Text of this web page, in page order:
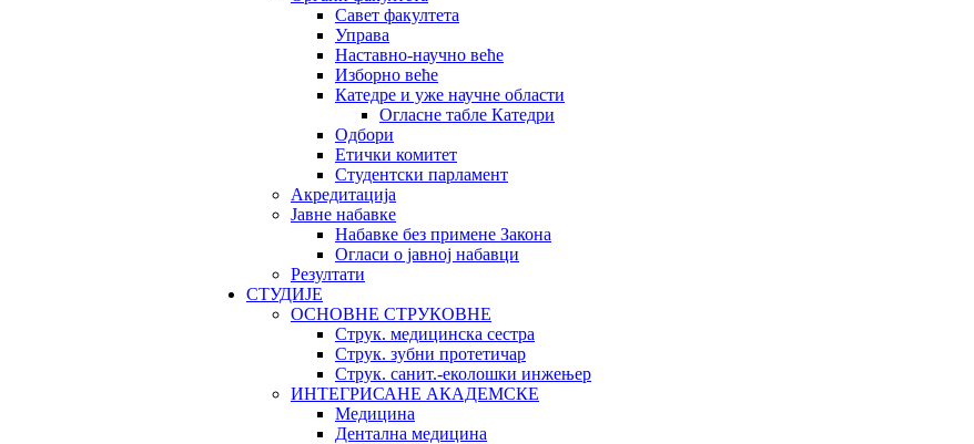
Савет факултета
Управа
Наставно-научно веће
Изборно веће
Катедре и уже научне области
Огласне табле Катедри
Одбори
Етички комитет
Студентски парламент
Акредитација
Јавне набавке
Набавке без примене Закона
Огласи о јавној набавци
Резултати
СТУДИЈЕ
ОСНОВНЕ СТРУКОВНЕ
Струк. медицинска сестра
Струк. зубни протетичар
Струк. санит.-еколошки инжењер
ИНТЕГРИСАНЕ АКАДЕМСКЕ
Медицина
Дентална медицина